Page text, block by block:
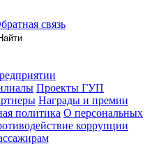
Проекты ГУП
Награды и премии
политика О персональных
коррупции